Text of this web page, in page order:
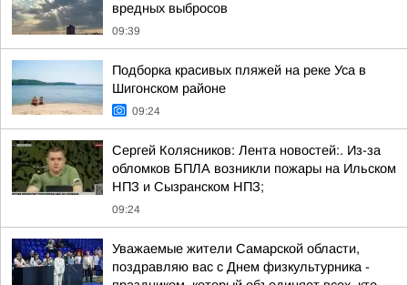
вредных выбросов
09:39
Подборка красивых пляжей на реке Уса в
Шигонском районе
09:24
Сергей Колясников: Лента новостей:. Из-за
обломков БПЛА возникли пожары на Ильском
НПЗ и Сызранском НПЗ;
09:24
Уважаемые жители Самарской области,
поздравляю вас с Днем физкультурника -